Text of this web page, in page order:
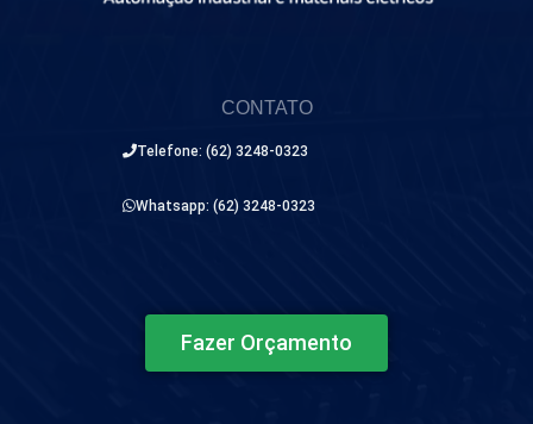
CONTATO
Telefone: (62) 3248-0323
Whatsapp: (62) 3248-0323
Fazer Orçamento